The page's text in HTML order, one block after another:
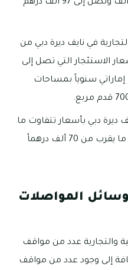
أسعارها تتفاوت ما بين الـ89 ألف وتصل إلى 97 ألف درهم
في نايف ديرة دبي من
الاستئجار التي تصل إلى
درهم إماراتي سنوياً بمساحات
دبي بأسعار تتفاوت ما
بين الـ13 ألف وتمتد لتصل إلى ما يقرب من 70 ألف درهماً
المواصلات
والتجارية عدد من مواقف
إلى وجود عدد من مواقف